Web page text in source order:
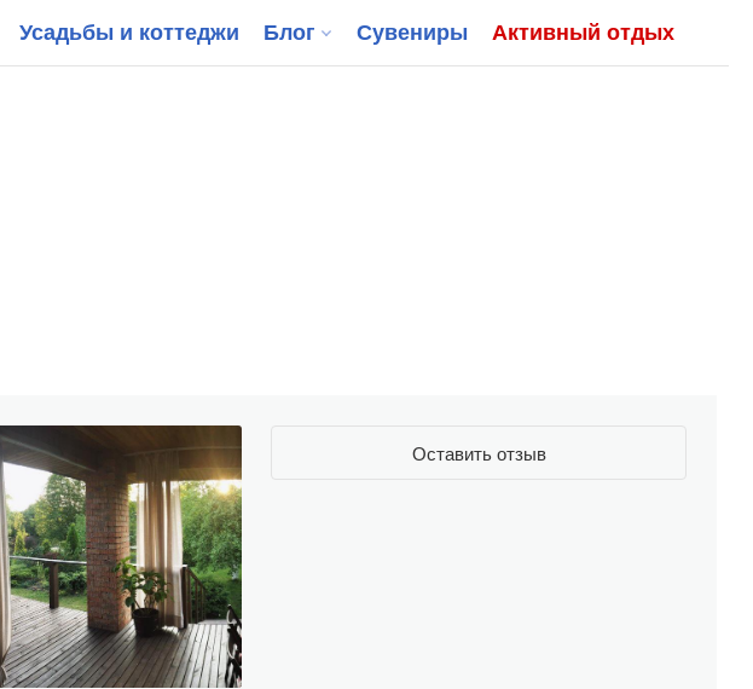
Усадьбы и коттеджи Блог Сувениры Активный отдых
Оставить отзыв